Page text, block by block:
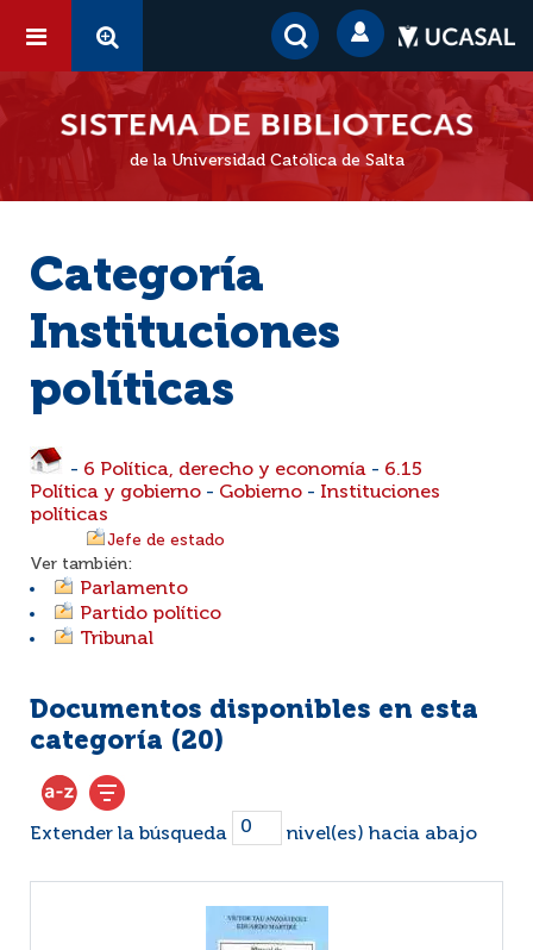
de la Universidad Católica de Salta
Categoría
Instituciones
políticas
- 6 Política, derecho y economía - 6.15
Política y gobierno - Gobierno - Instituciones
políticas
Jefe de estado
Ver también:
Parlamento
Partido político
Tribunal
Documentos disponibles en esta
categoría (20)
Extender la búsqueda nivel(es) hacia abajo